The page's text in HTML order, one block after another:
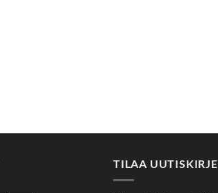
TILAA UUTISKIRJE